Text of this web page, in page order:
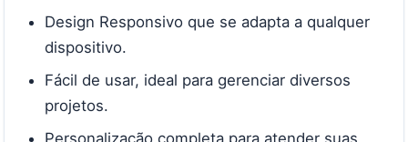
Design Responsivo que se adapta a qualquer
dispositivo.
Fácil de usar, ideal para gerenciar diversos
projetos.